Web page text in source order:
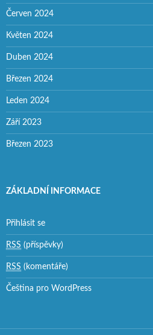
Červen 2024
Květen 2024
Duben 2024
Březen 2024
Leden 2024
Září 2023
Březen 2023
ZÁKLADNÍ INFORMACE
Přihlásit se
RSS (příspěvky)
RSS (komentáře)
Čeština pro WordPress